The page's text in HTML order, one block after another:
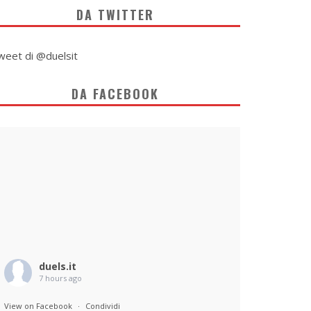
DA TWITTER
di @duelsit
DA FACEBOOK
duels.it
7 hours ago
View on Facebook · Condividi